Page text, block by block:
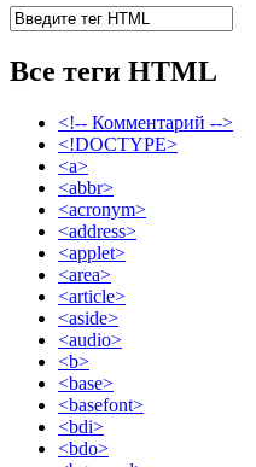
Все теги HTML
<!-- Комментарий -->
<!DOCTYPE>
<a>
<abbr>
<acronym>
<address>
<applet>
<area>
<article>
<aside>
<audio>
<b>
<base>
<basefont>
<bdi>
<bdo>